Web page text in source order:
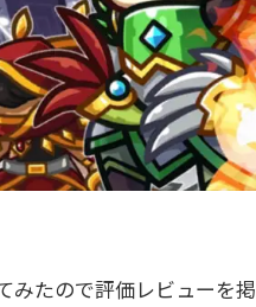
みたので評価レビューを掲